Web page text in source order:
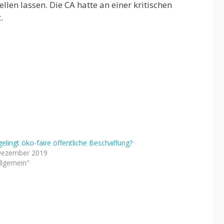
lassen. Die CA hatte an einer kritischen
öko-faire öffentliche Beschaffung?
2019